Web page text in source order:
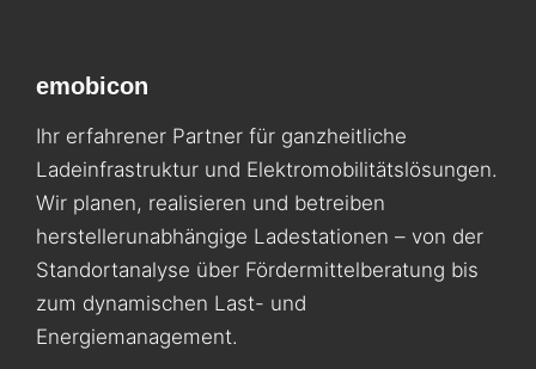
emobicon
Ihr erfahrener Partner für ganzheitliche
Ladeinfrastruktur und Elektromobilitäts­lösungen.
Wir planen, realisieren und betreiben
herstellerunabhängige Ladestationen – von der
Standortanalyse über Fördermittelberatung bis
zum dynamischen Last- und
Energiemanagement.